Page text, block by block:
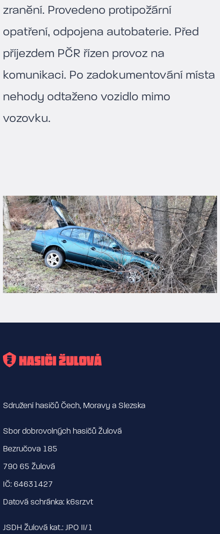
zranění. Provedeno protipožární
opatření, odpojena autobaterie. Před
příjezdem PČR řízen provoz na
komunikaci. Po zadokumentování místa
nehody odtaženo vozidlo mimo
vozovku.
Sdružení hasičů Čech, Moravy a Slezska
Sbor dobrovolných hasičů Žulová
Bezručova 185
790 65 Žulová
IČ: 64631427
Datová schránka: k6srzvt
JSDH Žulová kat.: JPO II/1